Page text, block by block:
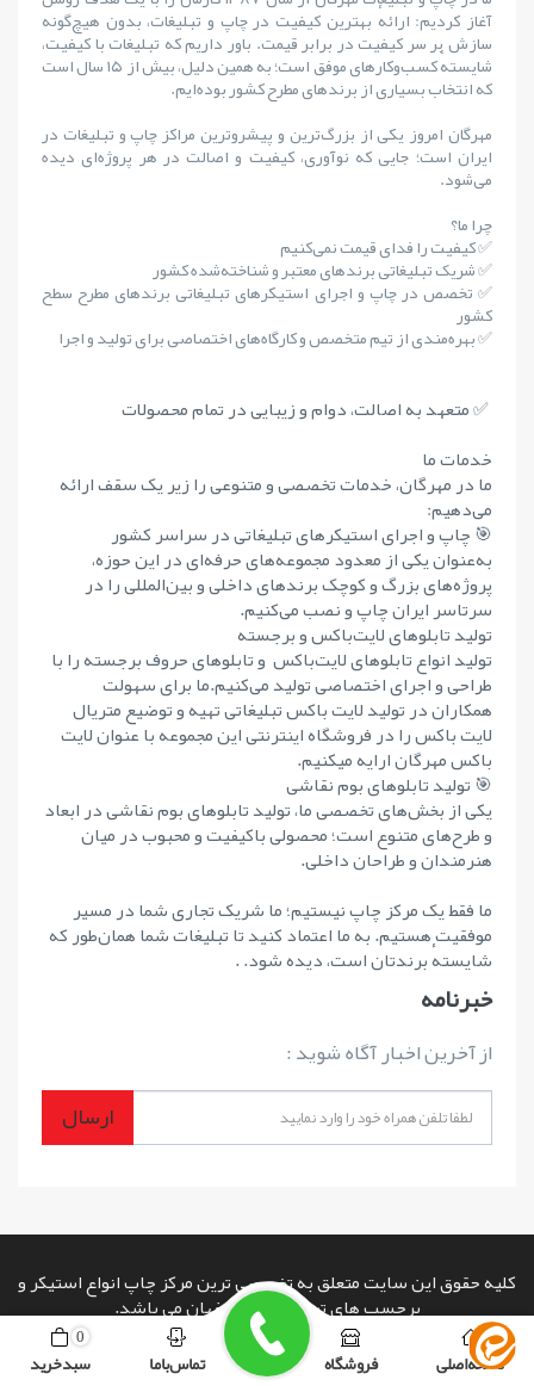
آغاز کردیم: ارائهٔ بهترین کیفیت در چاپ و تبلیغات، بدون هیچ‌گونه
سازش بر سر کیفیت در برابر قیمت. باور داریم که تبلیغات با کیفیت،
شایستهٔ کسب‌وکارهای موفق است؛ به همین دلیل، بیش از ۱۵ سال است
که انتخاب بسیاری از برندهای مطرح کشور بوده‌ایم.
مهرگان امروز یکی از بزرگ‌ترین و پیشروترین مراکز چاپ و تبلیغات در
ایران است؛ جایی که نوآوری، کیفیت و اصالت در هر پروژه‌ای دیده
می‌شود.
چرا ما؟
✅ کیفیت را فدای قیمت نمی‌کنیم
✅ شریک تبلیغاتی برندهای معتبر و شناخته‌شده کشور
✅ تخصص در چاپ و اجرای استیکرهای تبلیغاتی برندهای مطرح سطح
کشور
✅ بهره‌مندی از تیم متخصص و کارگاه‌های اختصاصی برای تولید و اجرا
✅ متعهد به اصالت، دوام و زیبایی در تمام محصولات
خدمات ما
ما در مهرگان، خدمات تخصصی و متنوعی را زیر یک سقف ارائه
می‌دهیم:
🎯 چاپ و اجرای استیکرهای تبلیغاتی در سراسر کشور
به‌عنوان یکی از معدود مجموعه‌های حرفه‌ای در این حوزه،
پروژه‌های بزرگ و کوچک برندهای داخلی و بین‌المللی را در
سرتاسر ایران چاپ و نصب می‌کنیم.
تولید تابلوهای لایت‌باکس و برجسته
تولید انواع تابلوهای لایت‌باکس و تابلوهای حروف برجسته را با
طراحی و اجرای اختصاصی تولید می‌کنیم.ما برای سهولت
همکاران در تولید لایت باکس تبلیغاتی تهیه و توضیع متریال
لایت باکس را در فروشگاه اینترنتی این مجموعه با عنوان لایت
باکس مهرگان ارایه میکنیم.
🎯 تولید تابلوهای بوم نقاشی
یکی از بخش‌های تخصصی ما، تولید تابلوهای بوم نقاشی در ابعاد
و طرح‌های متنوع است؛ محصولی باکیفیت و محبوب در میان
هنرمندان و طراحان داخلی.
ما فقط یک مرکز چاپ نیستیم؛ ما شریک تجاری شما در مسیر
موفقیت هستیم. به ما اعتماد کنید تا تبلیغات شما همان‌طور که
شایستهٔ برندتان است، دیده شود. .
خبرنامه
از آخرین اخبار آگاه شوید :
ارسال
کلیه حقوق این سایت متعلق به تخصصی ترین مرکز چاپ انواع استیکر و
برچسب های تبلیغاتی در اصفهان می باشد.
copyright © 2026 powered by www.rashinweb.com
صفحه اصلی فروشگاه تماس با ما سبد خرید